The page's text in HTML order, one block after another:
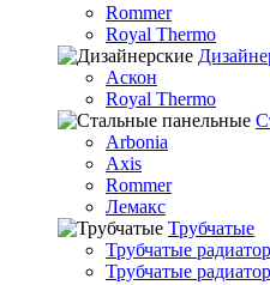
Rommer
Royal Thermo
Аскон
Royal Thermo
Arbonia
Axis
Rommer
Лемакс
Трубчатые
Трубчатые
Трубчатые